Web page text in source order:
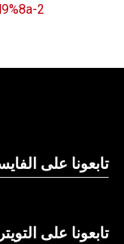
2
تابعونا على
تابعونا على التويتر